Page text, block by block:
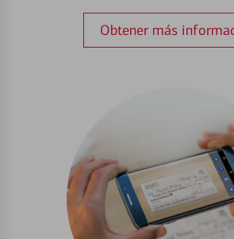
Obtener más